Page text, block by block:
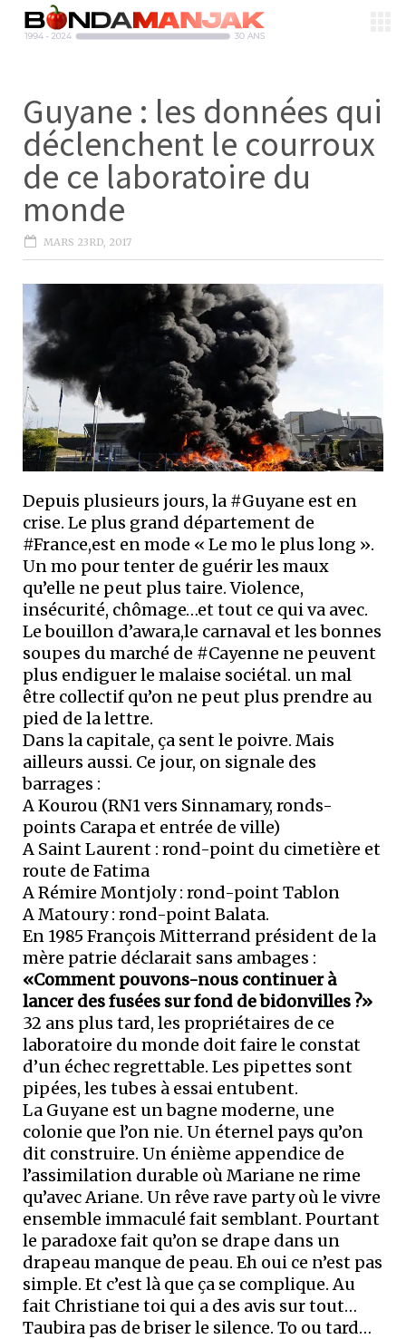
Guyane : les données qui
déclenchent le courroux
de ce laboratoire du
monde
MARS 23RD, 2017
Depuis plusieurs jours, la #Guyane est en
crise. Le plus grand département de
#France,est en mode « Le mo le plus long ».
Un mo pour tenter de guérir les maux
qu’elle ne peut plus taire. Violence,
insécurité, chômage…et tout ce qui va avec.
Le bouillon d’awara,le carnaval et les bonnes
soupes du marché de #Cayenne ne peuvent
plus endiguer le malaise sociétal. un mal
être collectif qu’on ne peut plus prendre au
pied de la lettre.
Dans la capitale, ça sent le poivre. Mais
ailleurs aussi. Ce jour, on signale des
barrages :
A Kourou (RN1 vers Sinnamary, ronds-
points Carapa et entrée de ville)
A Saint Laurent : rond-point du cimetière et
route de Fatima
A Rémire Montjoly : rond-point Tablon
A Matoury : rond-point Balata.
En 1985 François Mitterrand président de la
mère patrie déclarait sans ambages :
«Comment pouvons-nous continuer à
lancer des fusées sur fond de bidonvilles ?»
32 ans plus tard, les propriétaires de ce
laboratoire du monde doit faire le constat
d’un échec regrettable. Les pipettes sont
pipées, les tubes à essai entubent.
La Guyane est un bagne moderne, une
colonie que l’on nie. Un éternel pays qu’on
dit construire. Un énième appendice de
l’assimilation durable où Mariane ne rime
qu’avec Ariane. Un rêve rave party où le vivre
ensemble immaculé fait semblant. Pourtant
le paradoxe fait qu’on se drape dans un
drapeau manque de peau. Eh oui ce n’est pas
simple. Et c’est là que ça se complique. Au
fait Christiane toi qui a des avis sur tout…
Taubira pas de briser le silence. To ou tard…